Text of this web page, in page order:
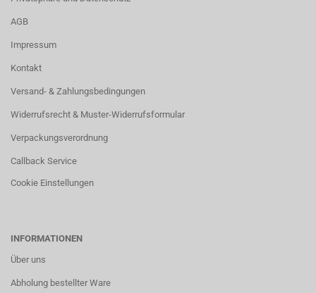
AGB
Impressum
Kontakt
Versand- & Zahlungsbedingungen
Widerrufsrecht & Muster-Widerrufsformular
Verpackungsverordnung
Callback Service
Cookie Einstellungen
INFORMATIONEN
Über uns
Abholung bestellter Ware